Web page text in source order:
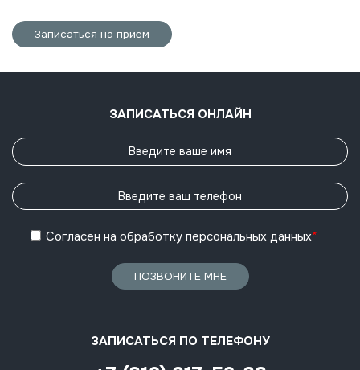
Записаться на прием
ЗАПИСАТЬСЯ ОНЛАЙН
Согласен на обработку персональных данных*
ПОЗВОНИТЕ МНЕ
ЗАПИСАТЬСЯ ПО ТЕЛЕФОНУ